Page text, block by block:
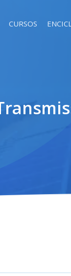
CURSOS